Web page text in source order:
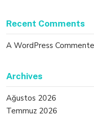
Recent Comments
A WordPress
Archives
Ağustos 2026
Temmuz 2026